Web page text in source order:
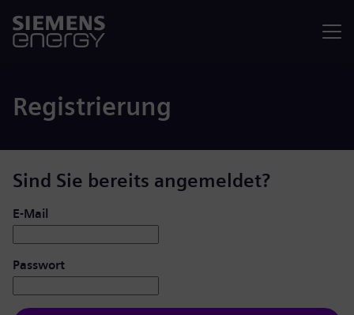
Registrierung
Sind Sie bereits angemeldet?
Login: Benutzer und Passwort
E-Mail
Passwort